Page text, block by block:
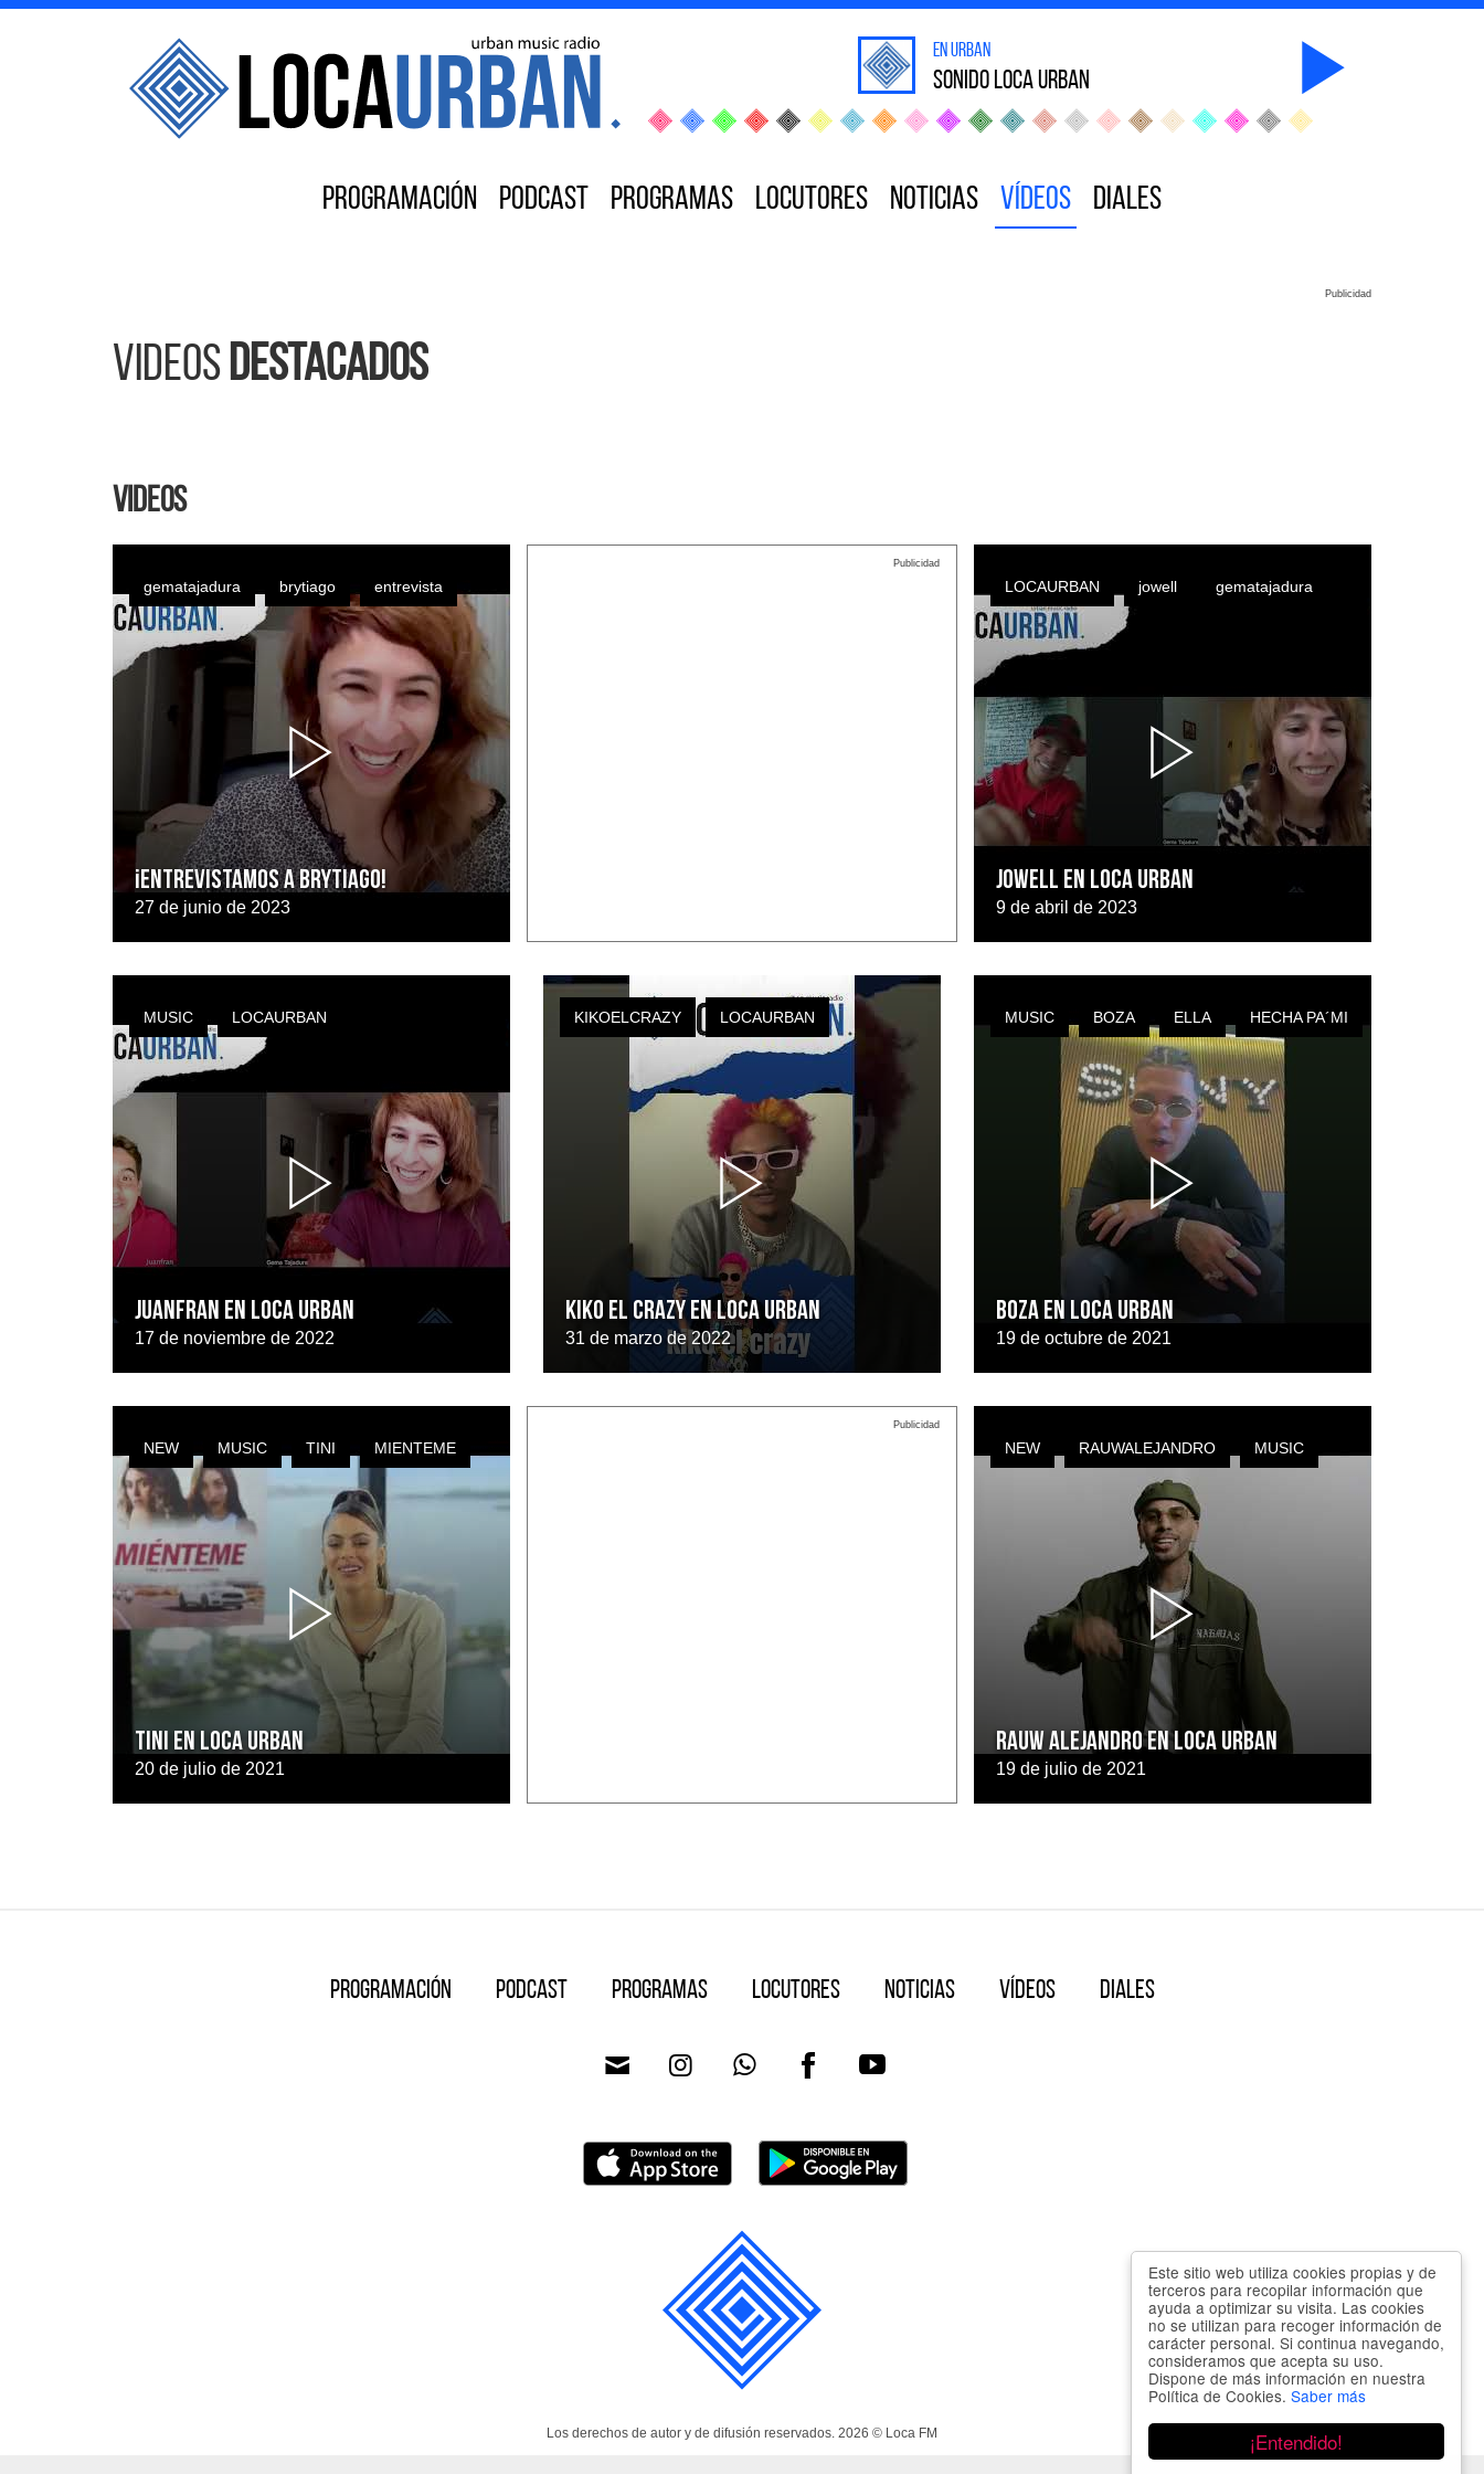
¡Entendido!
Este sitio web utiliza cookies propias y de
terceros para recopilar información que
ayuda a optimizar su visita. Las cookies
no se utilizan para recoger información de
carácter personal. Si continua navegando,
consideramos que acepta su uso.
Dispone de más información en nuestra
Política de Cookies. Saber más
en Urban
sonido Loca Urban
Programación Podcast Programas Locutores Noticias Vídeos Diales
Publicidad
Videosdestacados
Videos
¡ENTREVISTAMOS A BRYTIAGO!
27 de junio de 2023
gematajadura brytiago entrevista
Publicidad
JOWELL EN LOCA URBAN
9 de abril de 2023
LOCAURBAN jowell gematajadura
JUANFRAN EN LOCA URBAN
17 de noviembre de 2022
MUSIC LOCAURBAN
KIKO EL CRAZY EN LOCA URBAN
31 de marzo de 2022
KIKOELCRAZY LOCAURBAN
Boza en Loca Urban
19 de octubre de 2021
MUSIC BOZA ELLA HECHA PA´MI
TINI EN LOCA URBAN
20 de julio de 2021
NEW MUSIC TINI MIENTEME
Publicidad
RAUW ALEJANDRO EN LOCA URBAN
19 de julio de 2021
NEW RAUWALEJANDRO MUSIC
Programación Podcast Programas Locutores Noticias Vídeos Diales
Los derechos de autor y de difusión reservados. 2026 © Loca FM